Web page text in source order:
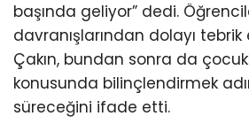
başında geliyor” dedi.
davranışlarından dolayı
Çakın, bundan sonra da
konusunda bilinçlendirmek
süreceğini ifade etti.